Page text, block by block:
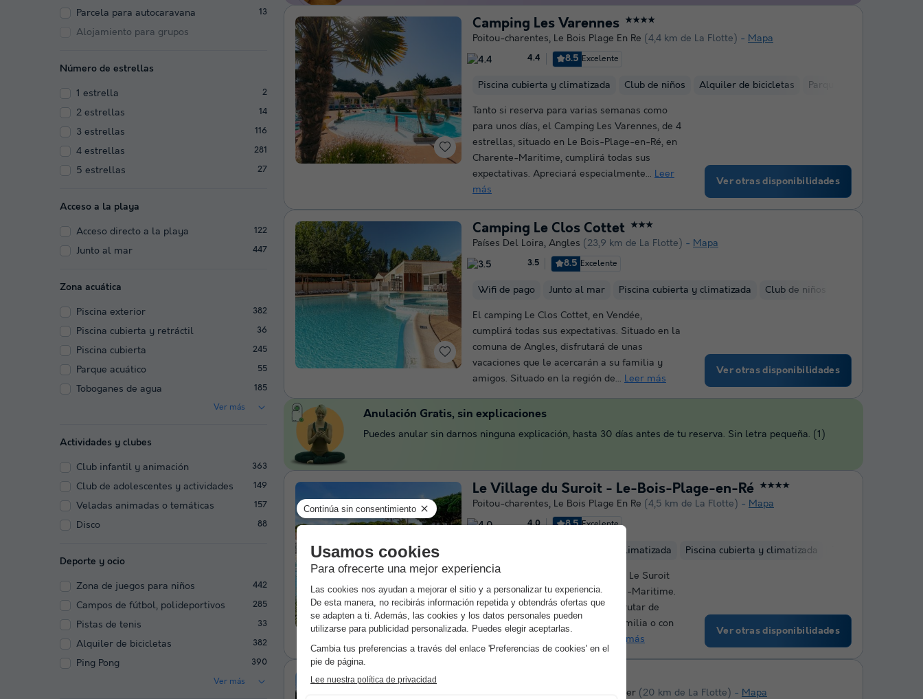
Parcela para autocaravana 13
Alojamiento para grupos
Número de estrellas
1 estrella 2
2 estrellas 14
3 estrellas 116
4 estrellas 281
5 estrellas 27
Acceso a la playa
Acceso directo a la playa 122
Junto al mar 447
Zona acuática
Piscina exterior 382
Piscina cubierta y retráctil 36
Piscina cubierta 245
Parque acuático 55
Toboganes de agua 185
Ver más
Actividades y clubes
Club infantil y animación 363
Club de adolescentes y actividades 149
Veladas animadas o temáticas 157
Disco 88
Deporte y ocio
Zona de juegos para niños 442
Campos de fútbol, polideportivos 285
Pistas de tenis 33
Alquiler de bicicletas 382
Ping Pong 390
Ver más
Camping Les Varennes ★★★★
Poitou-charentes, Le Bois Plage En Re (4,4 km de La Flotte) Mapa
4.4 8.5 Excelente
Piscina cubierta y climatizada Club de niños Alquiler de bicicletas Parque acuático de
Tanto si reserva para varias semanas como
para unos días, el Camping Les Varennes, de 4
estrellas, situado en Le Bois-Plage-en-Ré, en
Charente-Maritime, cumplirá todas sus
expectativas. Apreciará especialmente... Leer
más
Ver otras disponibilidades
Camping Le Clos Cottet ★★★
Países Del Loira, Angles (23,9 km de La Flotte) Mapa
3.5 8.5 Excelente
Wifi de pago Junto al mar Piscina cubierta y climatizada Club de niños
El camping Le Clos Cottet, en Vendée,
cumplirá todas sus expectativas. Situado en la
comuna de Angles, disfrutará de unas
vacaciones que le acercarán a su familia y
amigos. Situado en la región de... Leer más
Ver otras disponibilidades
Le Village du Suroit - Le-Bois-Plage-en-Ré ★★★★
Poitou-charentes, Le Bois Plage En Re (4,5 km de La Flotte) Mapa
4.0 8.5 Excelente
Piscina exterior climatizada Piscina cubierta y climatizada
Aproveche la calidad del Camping Le Suroit
en Bois-Plage-en-Ré, en Charente-Maritime.
Aquí, los veraneantes podrán disfrutar de
unas vacaciones de ensueño en familia o con
Leer más
Ver otras disponibilidades
La Tranche Sur Mer (20 km de La Flotte)
Mapa
Anulación Gratis, sin explicaciones
Puedes anular sin darnos ninguna explicación, hasta 30 días antes de tu reserva. Sin letra pequeña. (1)